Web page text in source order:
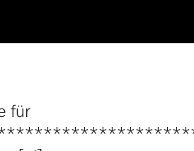
für